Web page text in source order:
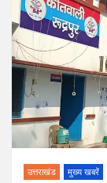
पदों पर होगा
विश्व संस्कृत
को दिया नया
उत्तराखंड मुख्य खबरें